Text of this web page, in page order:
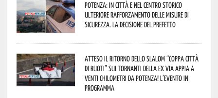
Potenza: in città e nel centro storico
ulteriore rafforzamento delle misure di
sicurezza. La decisione del Prefetto
Atteso il ritorno dello slalom “Coppa Città
di Ruoti” sui tornanti della ex via Appia a
venti chilometri da Potenza! L’evento in
programma